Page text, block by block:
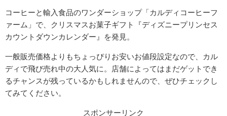
コーヒーと輸入食品のワンダーショップ「カルディコーヒーフ
ァーム」で、クリスマスお菓子ギフト『ディズニープリンセス
カウントダウンカレンダー』を発見。
一般販売価格よりもちょっぴりお安いお値段設定なので、カル
ディで飛び売れ中の大人気に。店舗によってはまだゲットでき
るチャンスが残っているかもしれませんので、ぜひチェックし
てみてください。
スポンサーリンク